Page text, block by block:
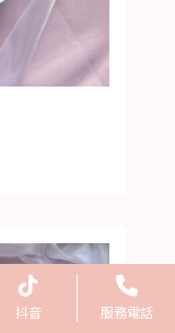
抖音 服務電話